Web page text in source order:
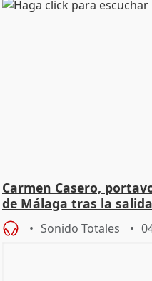
Carmen Casero,
de Málaga tras la
Sonido Totales